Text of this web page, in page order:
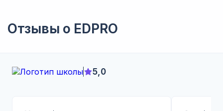
Отзывы о EDPRO
5,0